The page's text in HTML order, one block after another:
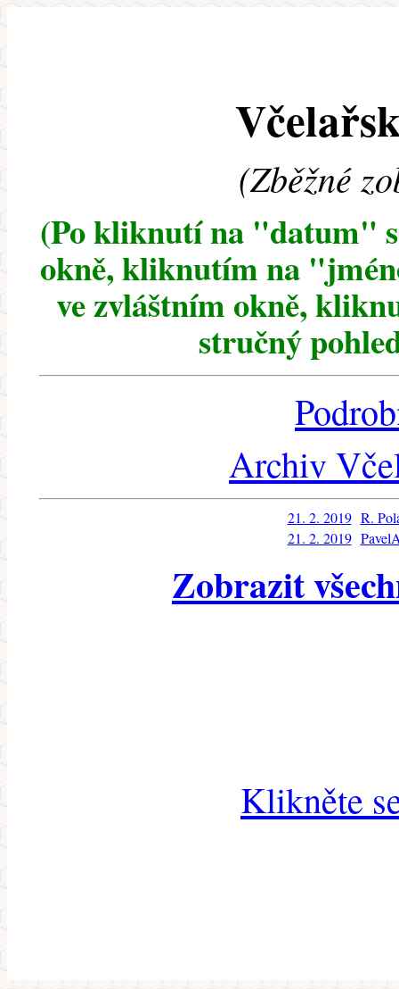
(Zběžné
(Po kliknutí na "datum"
okně, kliknutím na
ve zvláštním okně,
stručný
Archiv
21. 2. 2019 R.
21. 2. 2019
Zobrazit
Klikněte